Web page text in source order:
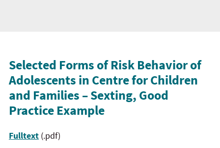
Selected Forms of Risk Behavior of
Adolescents in Centre forChildren
and Families – Sexting, Good
Practice Example
Fulltext (.pdf)